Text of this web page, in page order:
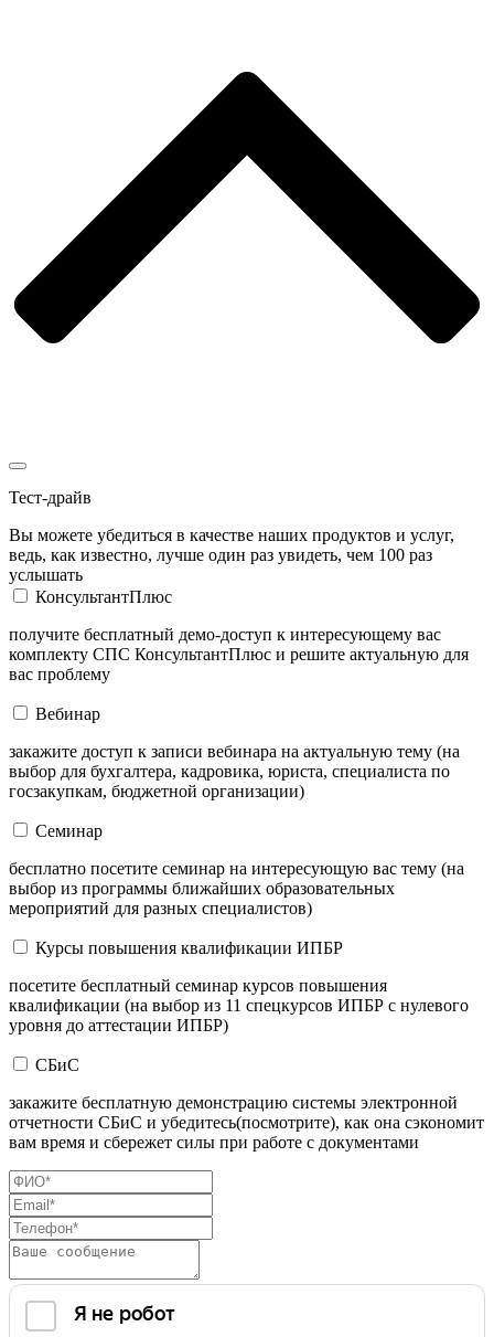
Тест-драйв
Вы можете убедиться в качестве наших продуктов и услуг,
ведь, как известно, лучше один раз увидеть, чем 100 раз
услышать
КонсультантПлюс
получите бесплатный демо-доступ к интересующему вас
комплекту СПС КонсультантПлюс и решите актуальную для
вас проблему
Вебинар
закажите доступ к записи вебинара на актуальную тему (на
выбор для бухгалтера, кадровика, юриста, специалиста по
госзакупкам, бюджетной организации)
Семинар
бесплатно посетите семинар на интересующую вас тему (на
выбор из программы ближайших образовательных
мероприятий для разных специалистов)
Курсы повышения квалификации ИПБР
посетите бесплатный семинар курсов повышения
квалификации (на выбор из 11 спецкурсов ИПБР с нулевого
уровня до аттестации ИПБР)
СБиС
закажите бесплатную демонстрацию системы электронной
отчетности СБиС и убедитесь(посмотрите), как она сэкономит
вам время и сбережет силы при работе с документами